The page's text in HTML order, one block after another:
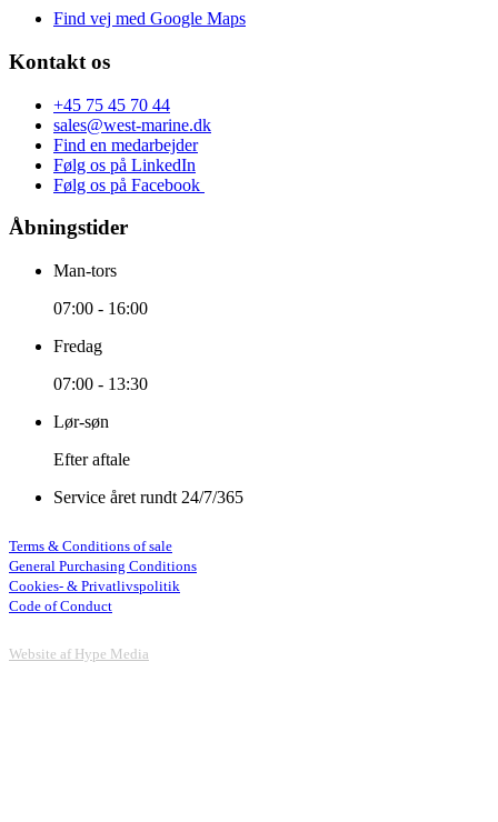
Find vej med Google Maps
Kontakt os
+45 75 45 70 44
sales@west-marine.dk
Find en medarbejder
Følg os på LinkedIn
Følg os på Facebook
Åbningstider
Man-tors
07:00 - 16:00
Fredag
07:00 - 13:30
Lør-søn
Efter aftale
Service året rundt 24/7/365
Terms & Conditions of sale
General Purchasing Conditions
Cookies- & Privatlivspolitik
Code of Conduct
Website af Hype Media